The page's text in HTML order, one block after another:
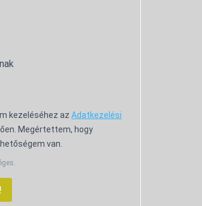
kezeléséhez az Adatkezelési
Megértettem, hogy
van.